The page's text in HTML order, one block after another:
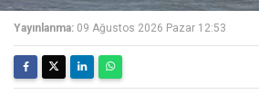
Yayınlanma: 09 Ağustos 2026 Pazar 12:53